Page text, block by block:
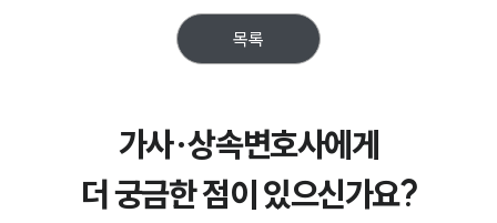
주요 업무사례
사례분석/최신동향
법률정보
법률지식인
업무분야
가사그룹 업무
목록
가사·상속변호사에게
더 궁금한 점이 있으신가요?